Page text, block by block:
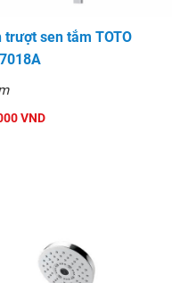
trượt sen tắm TOTO
VND